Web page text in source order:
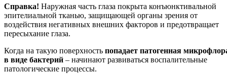
Справка! Наружная часть глаза покрыта конъюнктивальной
эпителиальной тканью, защищающей органы зрения от
воздействия негативных внешних факторов и предотвращает
пересыхание глаза.
Когда на такую поверхность попадает патогенная
в виде бактерий – начинают развиваться воспалительные
патологические процессы.